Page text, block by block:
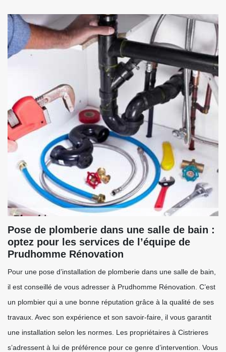
Pose de plomberie dans une salle de bain :
optez pour les services de l’équipe de
Prudhomme Rénovation
Pour une pose d’installation de plomberie dans une salle de bain,
il est conseillé de vous adresser à Prudhomme Rénovation. C’est
un plombier qui a une bonne réputation grâce à la qualité de ses
travaux. Avec son expérience et son savoir-faire, il vous garantit
une installation selon les normes. Les propriétaires à Cistrieres
s’adressent à lui de préférence pour ce genre d’intervention. Vous